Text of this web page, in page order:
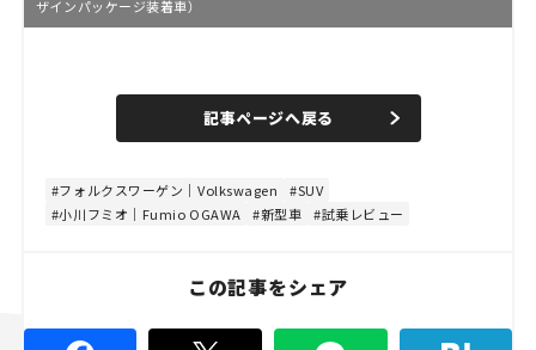
ザインパッケージ装着車）
n
e
d
3
.
3
記事ページへ戻る
フォルクスワーゲン｜Volkswagen
SUV
小川フミオ｜Fumio OGAWA
新型車 試乗レビュー
この記事をシェア